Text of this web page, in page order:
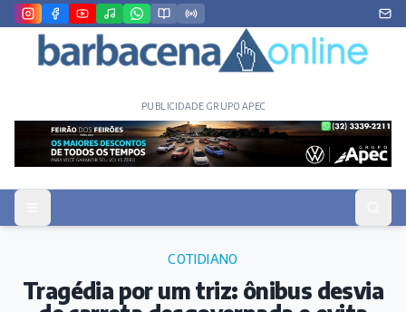
PUBLICIDADE GRUPO APEC
COTIDIANO
Tragédia por um triz: ônibus desvia